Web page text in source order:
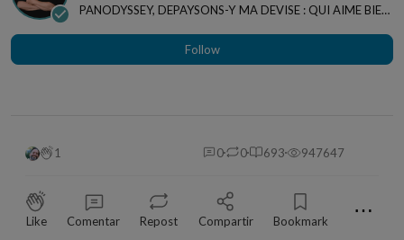
PANODYSSEY, DEPAYSONS-Y MA DEVISE : QUI AIME BIEN,
Follow
1 0 0 693 947647
Like Comentar Repost Compartir Bookmark ⋯